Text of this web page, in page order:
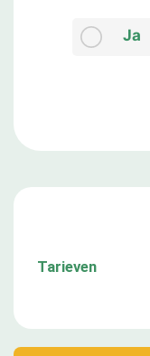
Ja
Tarieven